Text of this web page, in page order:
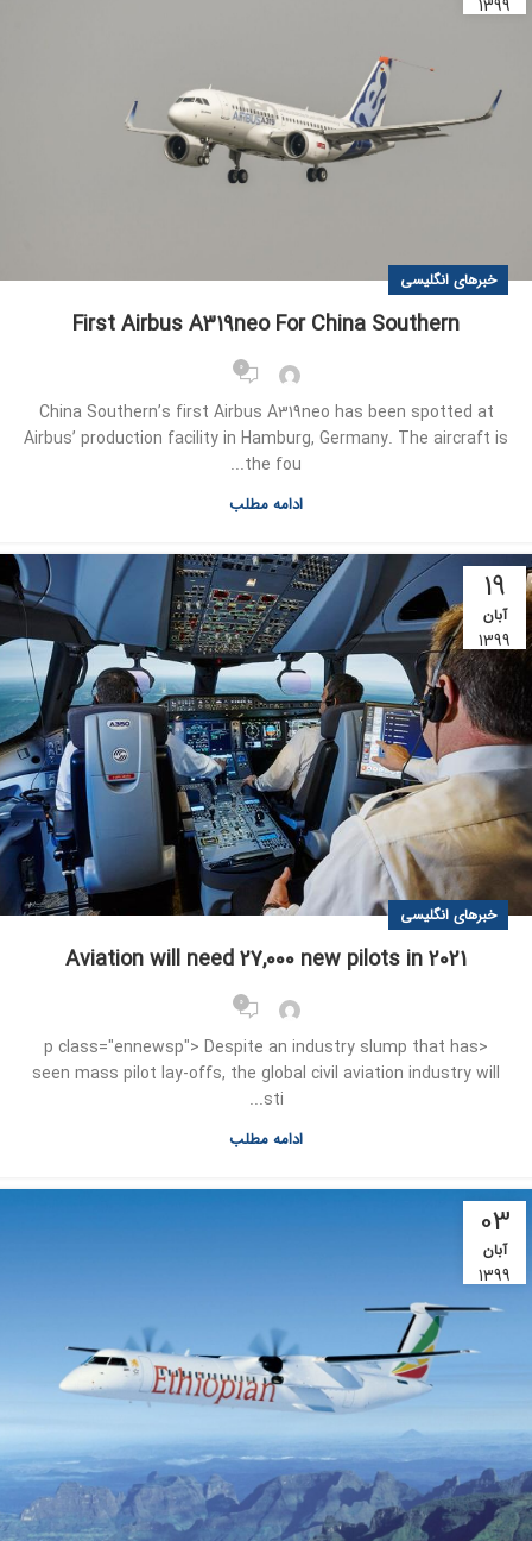
1399
خبرهای انگلیسی
First Airbus A319neo For China Southern
0
China Southern’s first Airbus A319neo has been spotted at
Airbus’ production facility in Hamburg, Germany. The aircraft is
the fou...
ادامه مطلب
19
آبان
1399
خبرهای انگلیسی
Aviation will need 27,000 new pilots in 2021
0
<p class="ennewsp"> Despite an industry slump that has
seen mass pilot lay-offs, the global civil aviation industry will
sti...
ادامه مطلب
03
آبان
1399